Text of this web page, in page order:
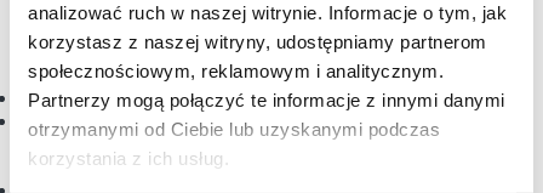
analizować ruch w naszej witrynie. Informacje o tym, jak
korzystasz z naszej witryny, udostępniamy partnerom
społecznościowym, reklamowym i analitycznym.
Partnerzy mogą połączyć te informacje z innymi danymi
otrzymanymi od Ciebie lub uzyskanymi podczas
korzystania z ich usług.
22.11 —Female Landscape (Niemcy, Hiszpania,
Argentyna, Nowa Zelandia)
3. edycjaprojektu współtworzonego przez NCKF;
nowi partnerzy w ramachSieci Miast Kreatywnych
UNESCO
: Valladolid, Vicente López, Wellington (obok
Poczdamu);